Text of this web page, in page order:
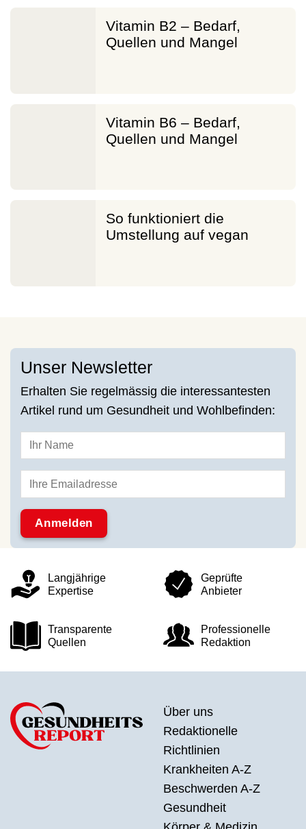
Vitamin B2 – Bedarf,
Quellen und Mangel
Vitamin B6 – Bedarf,
Quellen und Mangel
So funktioniert die
Umstellung auf vegan
Unser Newsletter
Erhalten Sie regelmässig die interessantesten
Artikel rund um Gesundheit und Wohlbefinden:
Langjährige
Expertise
Geprüfte
Anbieter
Transparente
Quellen
Professionelle
Redaktion
Über uns
Redaktionelle
Richtlinien
Krankheiten A-Z
Beschwerden A-Z
Gesundheit